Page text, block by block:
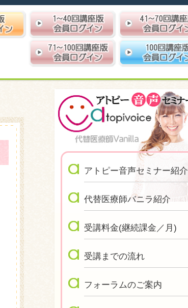
アトピー音声セミナー紹介
代替医療師バニラ紹介
受講料金(継続課金／月)
受講までの流れ
フォーラムのご案内